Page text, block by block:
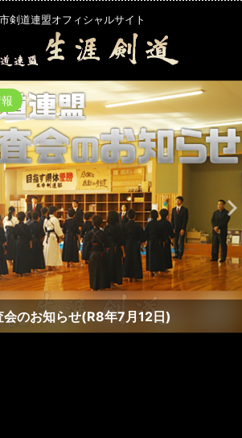
剣道連盟オフィシャルサイト
会のお知らせ(R8年7月12日)